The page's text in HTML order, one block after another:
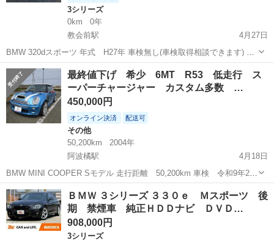
3シリーズ
0km
0年
教会前駅
4月27日
BMW 320dスポーツ 年式 H27年 車検無し(車検取得相談できます) 走
行距離 96234キロ 燃費 デイーゼル シート調整機能 電動メモリ機能
スポーツシート バックカメラ プッシュスタート スタートキー2個 キ
セ...
徳島 鳴門市 教会前駅 3シリーズ
最終値下げ 希少 6MT R53 低走行 ス
ーパーチャージャー カスタム多数 …
450,000円
オンライン決済 配送可
その他
50,200km
2004年
阿波橘駅
4月18日
BMW MINI COOPER Sモデル 走行距離 50,200km 車検 令和9年2月
18日 初度登録H16.3(スーパーチャージャーモデル) 水色 ショートシフ
ト化 ETC 禁煙、ペットなし 【外装】...
徳島 阿南市 その他 スーパーチャージャー
ＢＭＷ ３シリーズ ３３０ｅ Ｍスポーツ 後
期 禁煙車 純正ＨＤＤナビ ＤＶＤ…
908,000円
3シリーズ